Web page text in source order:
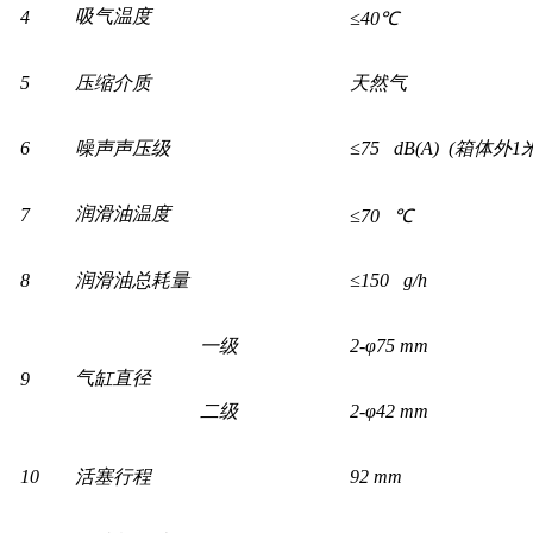
4 吸气温度 ≤40℃
5 压缩介质 天然气
6 噪声声压级 ≤75 dB(A) (箱体外1
7 润滑油温度 ≤70 ℃
8 润滑油总耗量 ≤150 g/h
9 气缸直径
一级 2-φ75 mm
二级 2-φ42 mm
10 活塞行程 92 mm